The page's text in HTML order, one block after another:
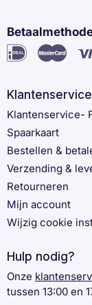
Klantenservice
Klantenservice-
Spaarkaart
Bestellen &
Verzending &
Retourneren
Mijn account
Wijzig cookie
Hulp nodig?
Onze
tussen 13:00 en